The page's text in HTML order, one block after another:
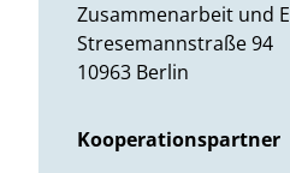
Zusammenarbeit und
Stresemannstraße 94
10963 Berlin
Kooperationspartner